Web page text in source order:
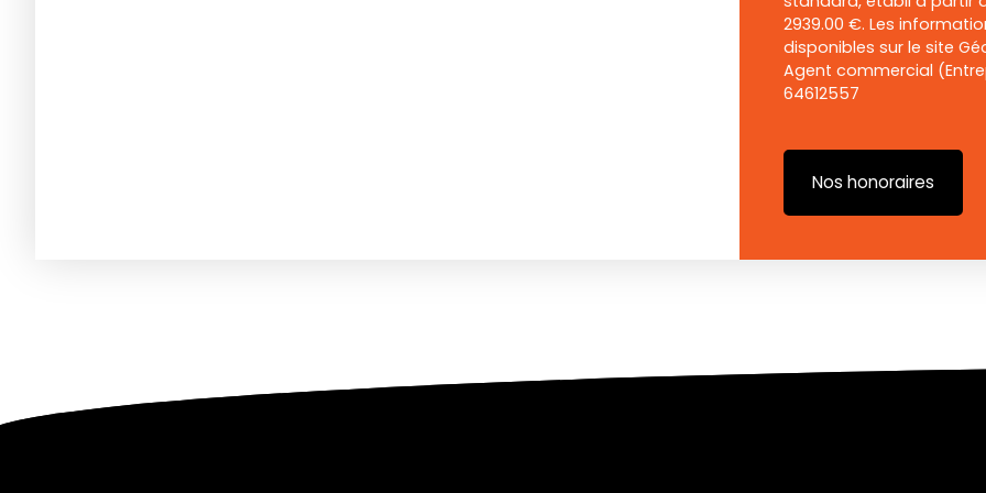
2939.00 €. Les
disponibles sur le site
Agent commercial
64612557
Nos honoraires